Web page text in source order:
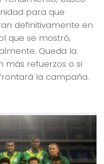
para que
definitivamente en
que se mostró,
Queda la
más refuerzos o si
la campaña.